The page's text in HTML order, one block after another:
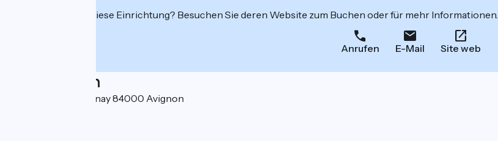
Interessiert Sie diese Einrichtung? Besuchen Sie deren Website zum Buchen oder für mehr Informationen.
Anrufen E-Mail Site web
Localisation
25, allée Antoine Pinay 84000 Avignon